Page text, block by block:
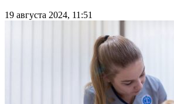
19 августа 2024, 11:51